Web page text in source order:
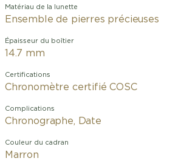
Matériau de la lunette
Ensemble de pierres précieuses
Épaisseur du boîtier
14.7 mm
Certifications
Chronomètre certifié COSC
Complications
Chronographe, Date
Couleur du cadran
Marron